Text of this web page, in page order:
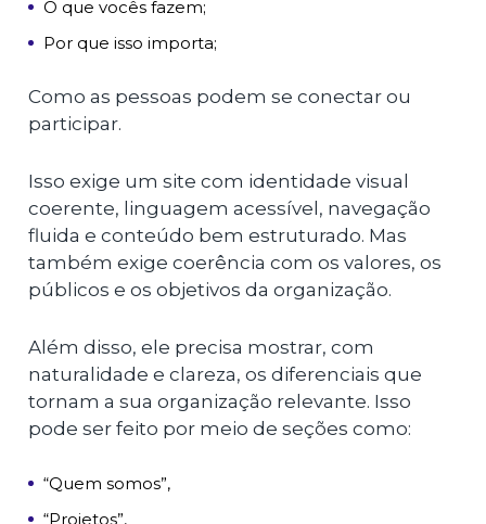
O que vocês fazem;
Por que isso importa;
Como as pessoas podem se conectar ou
participar.
Isso exige um site com identidade visual
coerente, linguagem acessível, navegação
fluida e conteúdo bem estruturado. Mas
também exige coerência com os valores, os
públicos e os objetivos da organização.
Além disso, ele precisa mostrar, com
naturalidade e clareza, os diferenciais que
tornam a sua organização relevante. Isso
pode ser feito por meio de seções como:
“Quem somos”,
“Projetos”,